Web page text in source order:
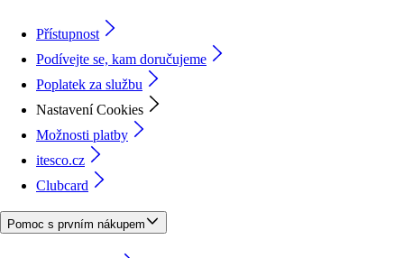
Přístupnost
Podívejte se, kam doručujeme
Poplatek za službu
Nastavení Cookies
Možnosti platby
itesco.cz
Clubcard
Pomoc s prvním nákupem